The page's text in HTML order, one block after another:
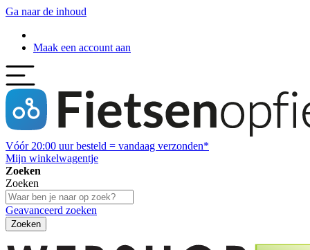
Ga naar de inhoud
Maak een account aan
Vóór 20:00 uur besteld = vandaag verzonden*
Mijn winkelwagentje
Zoeken
Zoeken
Geavanceerd zoeken
Zoeken